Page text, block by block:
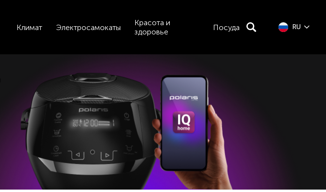
Климат Электросамокаты
Красота и
здоровье
Посуда RU